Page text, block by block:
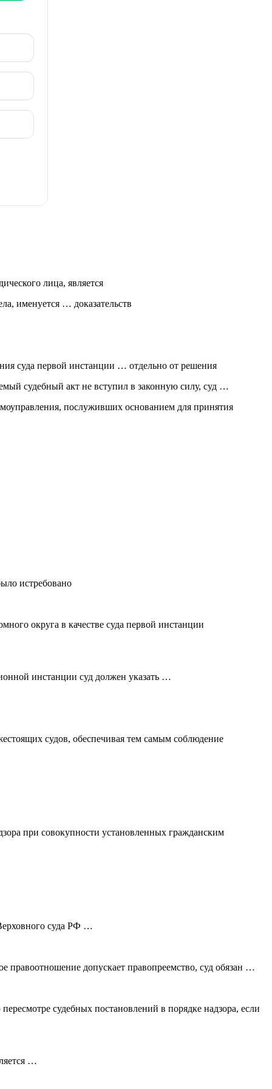
лица, является
именуется … доказательств
суда первой инстанции … отдельно от решения
судебный акт не вступил в законную силу, суд …
послуживших основанием для принятия
истребовано
округа в качестве суда первой инстанции
инстанции суд должен указать …
судов, обеспечивая тем самым соблюдение
при совокупности установленных гражданским
суда РФ …
правоотношение допускает правопреемство, суд обязан …
судебных постановлений в порядке надзора, если
…